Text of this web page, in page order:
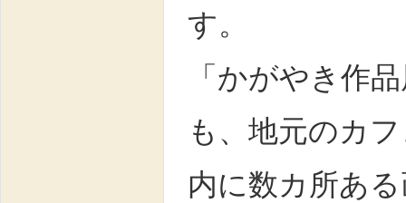
す。
「かがやき作
も、地元のカ
内に数カ所あ